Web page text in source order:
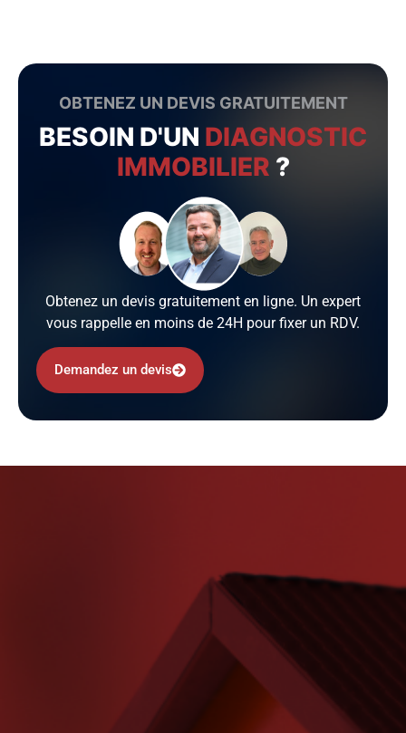
OBTENEZ UN DEVIS GRATUITEMENT
BESOIN D'UN DIAGNOSTIC
IMMOBILIER ?
Obtenez un devis gratuitement en ligne. Un expert
vous rappelle en moins de 24H pour fixer un RDV.
Demandez un devis